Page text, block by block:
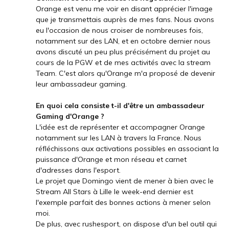
Orange est venu me voir en disant apprécier l'image
que je transmettais auprès de mes fans. Nous avons
eu l'occasion de nous croiser de nombreuses fois,
notamment sur des LAN, et en octobre dernier nous
avons discuté un peu plus précisément du projet au
cours de la PGW et de mes activités avec la stream
Team. C'est alors qu'Orange m'a proposé de devenir
leur ambassadeur gaming.
En quoi cela consiste t-il d'être un ambassadeur
Gaming d'Orange ?
L'idée est de représenter et accompagner Orange
notamment sur les LAN à travers la France. Nous
réfléchissons aux activations possibles en associant la
puissance d'Orange et mon réseau et carnet
d'adresses dans l'esport.
Le projet que Domingo vient de mener à bien avec le
Stream All Stars à Lille le week-end dernier est
l'exemple parfait des bonnes actions à mener selon
moi.
De plus, avec rushesport, on dispose d'un bel outil qui